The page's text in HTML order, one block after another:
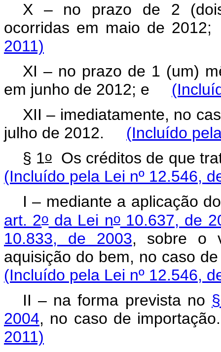
X – no prazo de 2
ocorridas em maio de
2011)
XI – no prazo de 1 (um)
em junho de 2012; e
XII – imediatamente, no
julho de 2012.
(Incluído
§ 1oOs créditos de que
(Incluído pela Lei nº 12.546,
I – mediante a aplicação
art. 2oda Lei no10.637, de
10.833, de 2003, sobre o
aquisição do bem, no caso
(Incluído pela Lei nº 12.546,
II – na forma prevista no
2004, no caso de
2011)